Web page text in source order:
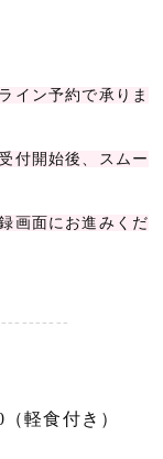
イン予約で承りま
付開始後、スムー
画面にお進みくだ
軽食付き）